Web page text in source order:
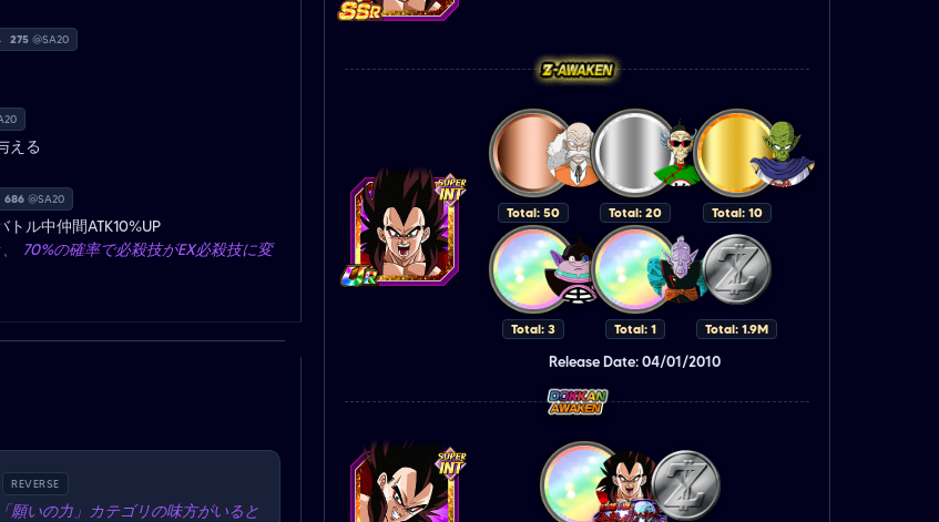
275 @SA20
える
686 @SA20
ル中仲間ATK10%UP
70%の確率で必殺技がEX必殺技に変
REVERSE
願いの力」カテゴリの味方がいると
Total: 50 Total: 20 Total: 10
Total: 3 Total: 1 Total: 1.9M
Release Date: 04/01/2010